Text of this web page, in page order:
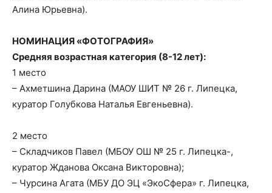
Алина Юрьевна).
НОМИНАЦИЯ «ФОТОГРАФИЯ»
Средняя возрастная категория (8-12 лет):
1 место
– Ахметшина Дарина (МАОУ ШИТ № 26 г. Липецка,
куратор Голубкова Наталья Евгеньевна).
2 место
– Складчиков Павел (МБОУ ОШ № 25 г. Липецка-,
куратор Жданова Оксана Викторовна);
– Чурсина Агата (МБУ ДО ЭЦ «ЭкоСфера» г. Липецка,